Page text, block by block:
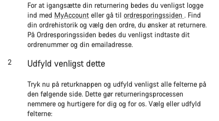
For at igangsætte din returnering bedes du venligst logge
ind med MyAccount eller gå til ordresporingssiden . Find
din ordrehistorik og vælg den ordre, du ønsker at returnere.
På Ordresporingssiden bedes du venligst indtaste dit
ordrenummer og din emailadresse.
Udfyld venligst dette
Tryk nu på returknappen og udfyld venligst alle felterne på
den følgende side. Dette gør returneringsprocessen
nemmere og hurtigere for dig og for os. Vælg eller udfyld
felterne: